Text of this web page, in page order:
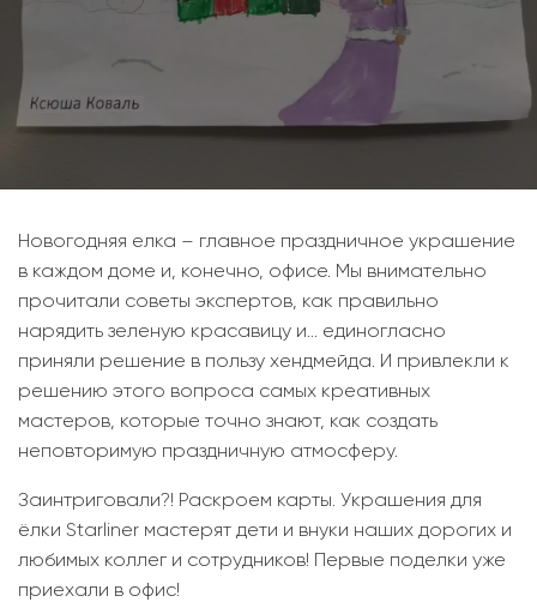
Новогодняя елка – главное праздничное украшение
в каждом доме и, конечно, офисе. Мы внимательно
прочитали советы экспертов, как правильно
нарядить зеленую красавицу и… единогласно
приняли решение в пользу хендмейда. И привлекли к
решению этого вопроса самых креативных
мастеров, которые точно знают, как создать
неповторимую праздничную атмосферу.
Заинтриговали?! Раскроем карты. Украшения для
ёлки Starliner мастерят дети и внуки наших дорогих и
любимых коллег и сотрудников! Первые поделки уже
приехали в офис!